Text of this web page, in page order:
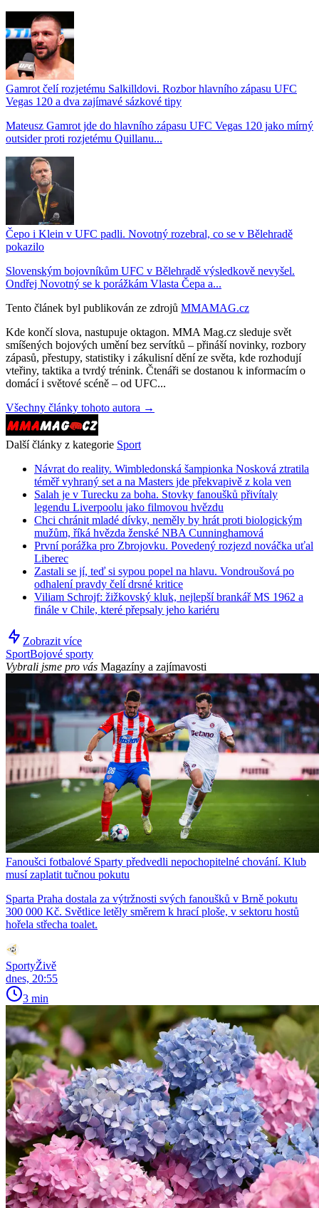
Gamrot čelí rozjetému Salkilldovi. Rozbor hlavního zápasu UFC
Vegas 120 a dva zajímavé sázkové tipy
Mateusz Gamrot jde do hlavního zápasu UFC Vegas 120 jako mírný
outsider proti rozjetému Quillanu...
Čepo i Klein v UFC padli. Novotný rozebral, co se v Bělehradě
pokazilo
Slovenským bojovníkům UFC v Bělehradě výsledkově nevyšel.
Ondřej Novotný se k porážkám Vlasta Čepa a...
Tento článek byl publikován ze zdrojů MMAMAG.cz
Kde končí slova, nastupuje oktagon. MMA Mag.cz sleduje svět
smíšených bojových umění bez servítků – přináší novinky, rozbory
zápasů, přestupy, statistiky i zákulisní dění ze světa, kde rozhodují
vteřiny, taktika a tvrdý trénink. Čtenáři se dostanou k informacím o
domácí i světové scéně – od UFC...
Všechny články tohoto autora →
Další články z kategorie Sport
Návrat do reality. Wimbledonská šampionka Nosková ztratila
téměř vyhraný set a na Masters jde překvapivě z kola ven
Salah je v Turecku za boha. Stovky fanoušků přivítaly
legendu Liverpoolu jako filmovou hvězdu
Chci chránit mladé dívky, neměly by hrát proti biologickým
mužům, říká hvězda ženské NBA Cunninghamová
První porážka pro Zbrojovku. Povedený rozjezd nováčka uťal
Liberec
Zastali se jí, teď si sypou popel na hlavu. Vondroušová po
odhalení pravdy čelí drsné kritice
Viliam Schrojf: žižkovský kluk, nejlepší brankář MS 1962 a
finále v Chile, které přepsaly jeho kariéru
Zobrazit více
SportBojové sporty
Vybrali jsme pro vás Magazíny a zajímavosti
Fanoušci fotbalové Sparty předvedli nepochopitelné chování. Klub
musí zaplatit tučnou pokutu
Sparta Praha dostala za výtržnosti svých fanoušků v Brně pokutu
300 000 Kč. Světlice letěly směrem k hrací ploše, v sektoru hostů
hořela střecha toalet.
SportyŽivě
dnes, 20:55
3 min